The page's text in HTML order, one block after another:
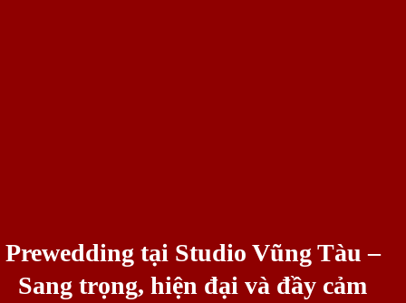
Prewedding tại Studio Vũng Tàu –
Sang trọng, hiện đại và đầy cảm